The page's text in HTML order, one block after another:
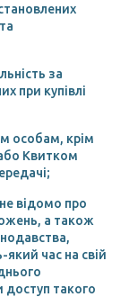
за
при купівлі
особам, крім
Квитком
відомо про
а також
який час на свій
такого